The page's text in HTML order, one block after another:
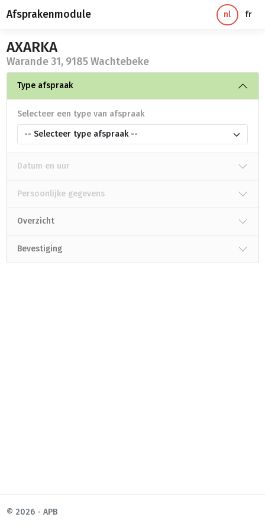
Afsprakenmodule nl fr
AXARKA
Warande 31, 9185 Wachtebeke
Type afspraak
Selecteer een type van afspraak
-- Selecteer type afspraak --
Datum en uur
Persoonlijke gegevens
Overzicht
Bevestiging
© 2026 - APB